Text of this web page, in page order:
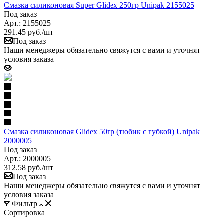
Смазка силиконовая Super Glidex 250гр Unipak 2155025
Под заказ
Арт.: 2155025
291.45 руб./шт
Под заказ
Наши менеджеры обязательно свяжутся с вами и уточнят
условия заказа
Смазка силиконовая Glidex 50гр (тюбик с губкой) Unipak
2000005
Под заказ
Арт.: 2000005
312.58 руб./шт
Под заказ
Наши менеджеры обязательно свяжутся с вами и уточнят
условия заказа
Фильтр
Сортировка